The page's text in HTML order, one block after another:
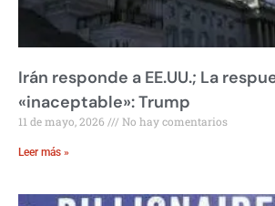
Irán responde a EE.UU.; La
«inaceptable»: Trump
11 de mayo, 2026 No hay comentarios
Leer más »